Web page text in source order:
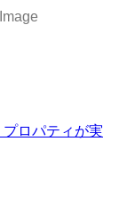
プロパティが実